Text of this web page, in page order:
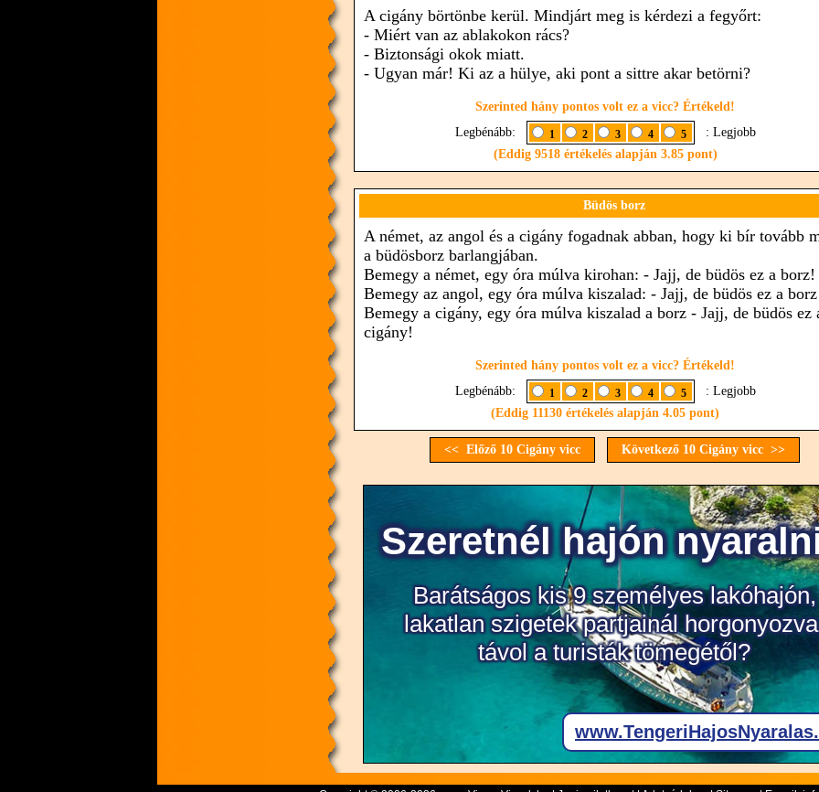
A cigány börtönbe kerül. Mindjárt meg is kérdezi a fegyőrt:
- Miért van az ablakokon rács?
- Biztonsági okok miatt.
- Ugyan már! Ki az a hülye, aki pont a sittre akar betörni?
Szerinted hány pontos volt ez a vicc? Értékeld!
Legbénább:
1 2 3 4 5
: Legjobb
(Eddig 9518 értékelés alapján 3.85 pont)
Büdös borz
A német, az angol és a cigány fogadnak abban, hogy ki bír tovább
a büdösborz barlangjában.
Bemegy a német, egy óra múlva kirohan: - Jajj, de büdös ez a borz!
Bemegy az angol, egy óra múlva kiszalad: - Jajj, de büdös ez a
Bemegy a cigány, egy óra múlva kiszalad a borz - Jajj, de büdös ez
cigány!
Szerinted hány pontos volt ez a vicc? Értékeld!
Legbénább:
1 2 3 4 5
: Legjobb
(Eddig 11130 értékelés alapján 4.05 pont)
<< Előző 10 Cigány vicc Következő 10 Cigány vicc >>